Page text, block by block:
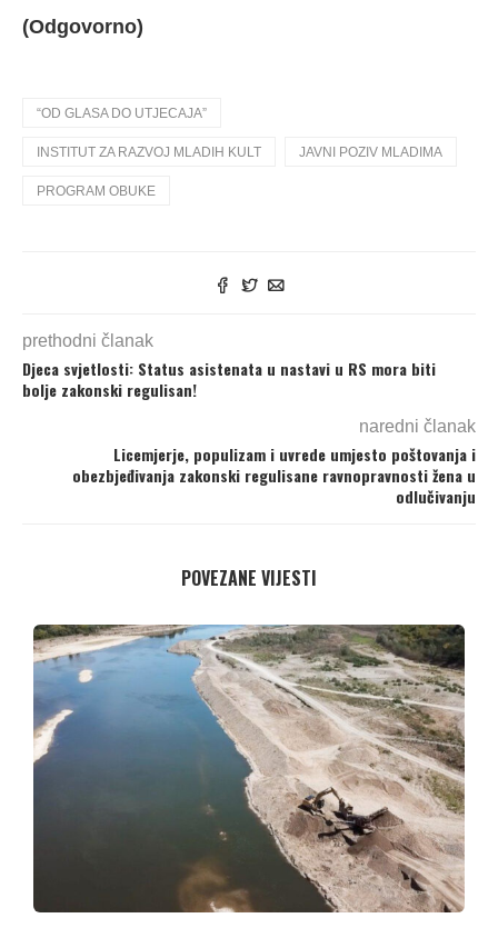
(Odgovorno)
“OD GLASA DO UTJECAJA”
INSTITUT ZA RAZVOJ MLADIH KULT JAVNI POZIV MLADIMA
PROGRAM OBUKE
prethodni članak
Djeca svjetlosti: Status asistenata u nastavi u RS mora biti
bolje zakonski regulisan!
naredni članak
Licemjerje, populizam i uvrede umjesto poštovanja i
obezbjeđivanja zakonski regulisane ravnopravnosti žena u
odlučivanju
POVEZANE VIJESTI